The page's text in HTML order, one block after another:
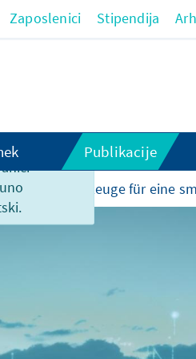
Zaposlenici Stipendija
Publikacije
Werkzeuge für eine